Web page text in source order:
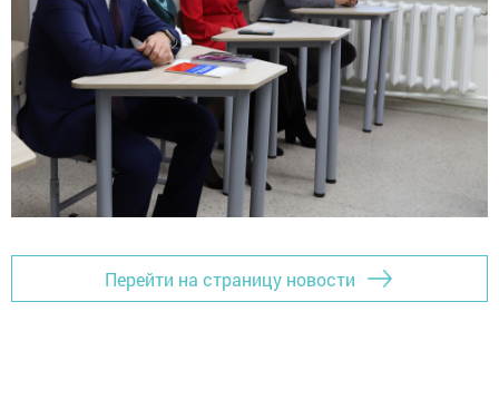
Перейти на страницу новости